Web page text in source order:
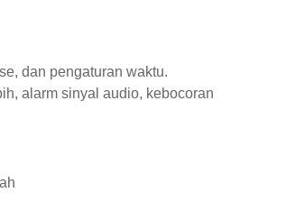
dan pengaturan waktu.
alarm sinyal audio, kebocoran